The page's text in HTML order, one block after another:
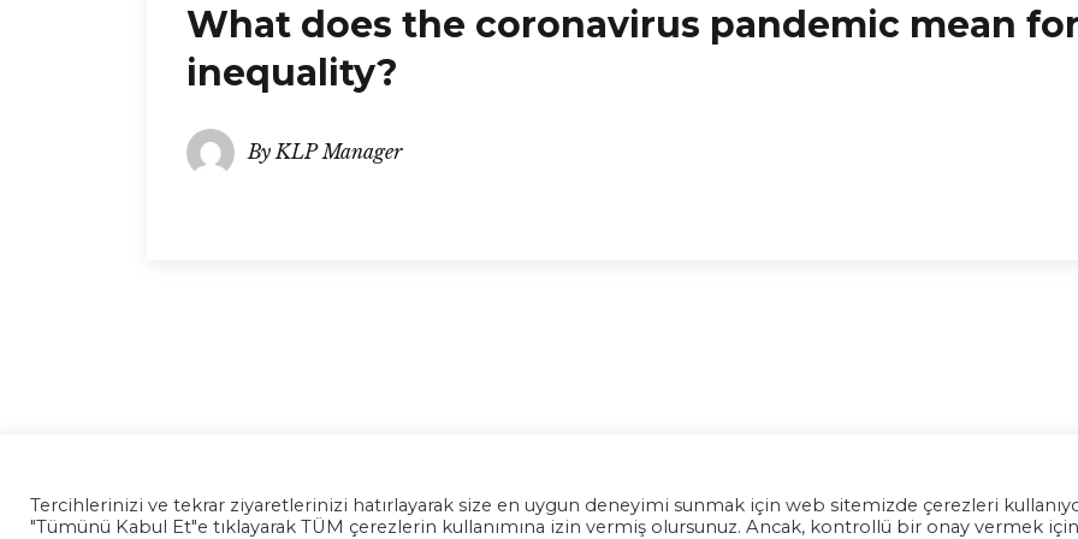
What does the coronavirus pandemic mean
inequality?
By KLP Manager
Copyright @ Kadın Liderlik Platformu
Tercihlerinizi ve tekrar ziyaretlerinizi hatırlayarak size en uygun deneyimi sunmak için web sitemizde çerezleri
"Tümünü Kabul Et"e tıklayarak TÜM çerezlerin kullanımına izin vermiş olursunuz. Ancak, kontrollü bir onay vermek için